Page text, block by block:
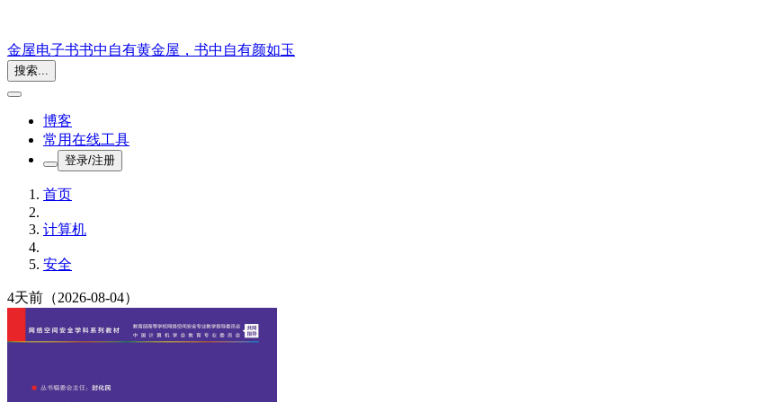
金屋电子书书中自有黄金屋，书中自有颜如玉
搜索...
博客
常用在线工具
登录/注册
首页
计算机
安全
4天前 （2026-08-04）